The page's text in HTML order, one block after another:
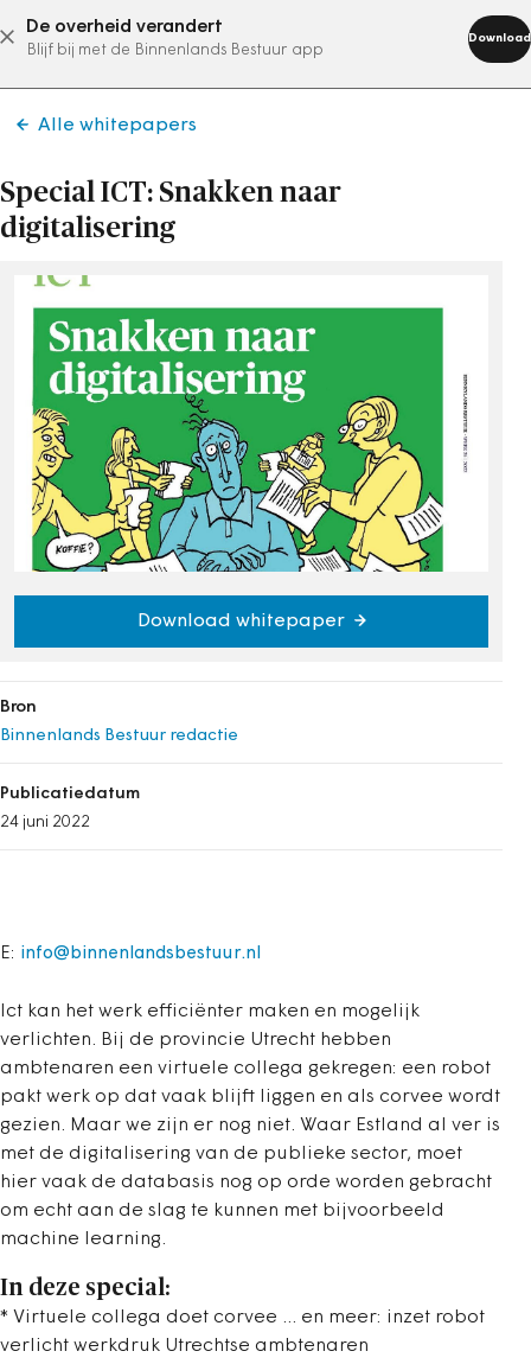
De overheid verandert
Blijf bij met de Binnenlands Bestuur app
Download
abonneer nu
Alle whitepapers
Special ICT: Snakken naar
digitalisering
Ict kan het werk efficiënter maken en mogelijk
verlichten. Bij de provincie Utrecht hebben
ambtenaren een virtuele collega gekregen: een robot
pakt werk op dat vaak blijft liggen en als corvee wordt
gezien. Maar we zijn er nog niet. Waar Estland al ver is
met de digitalisering van de publieke sector, moet
hier vaak de databasis nog op orde worden gebracht
om echt aan de slag te kunnen met bijvoorbeeld
machine learning.
In deze special:
* Virtuele collega doet corvee ... en meer: inzet robot
verlicht werkdruk Utrechtse ambtenaren
Download whitepaper
Bron
Binnenlands Bestuur redactie
Publicatiedatum
24 juni 2022
E: info@binnenlandsbestuur.nl